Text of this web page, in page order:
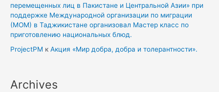
перемещенных лиц в Пакистане и Центральной Азии» при
поддержке Международной организации по миграции
(МОМ) в Таджикистане организовал Мастер класс по
приготовлению национальных блюд.
ProjectPM кАкция «Мир добра, добра и толерантности».
Archives